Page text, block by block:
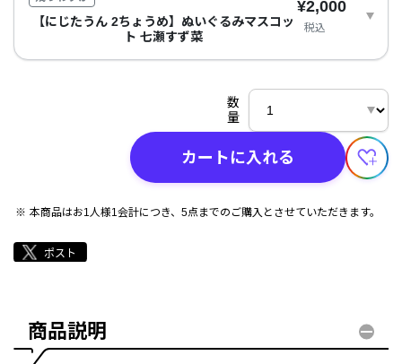
【にじたうん 2ちょうめ】ぬいぐるみマスコッ
ト 七瀬すず菜
¥2,000
税込
数
量
カートに入れる
本商品はお1人様1会計につき、5点までのご購入とさせていただきます。
商品説明